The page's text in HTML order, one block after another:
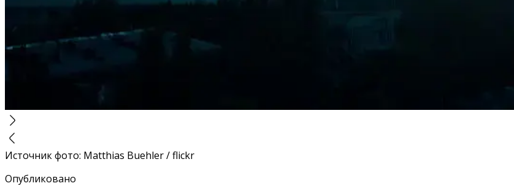
Источник фото: Matthias Buehler / flickr
Опубликовано